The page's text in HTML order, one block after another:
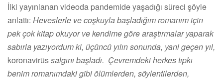
İlki yayınlanan videoda pandemide yaşadığı süreci şöyle
anlattı: Heveslerle ve coşkuyla başladığım romanım için
pek çok kitap okuyor ve kendime göre araştırmalar yaparak
sabırla yazıyordum ki, üçüncü yılın sonunda, yani geçen yıl,
koronavirüssalgını başladı. Çevremdeki herkes tıpkı
benim romanımdaki gibi ölümlerden, söylentilerden,